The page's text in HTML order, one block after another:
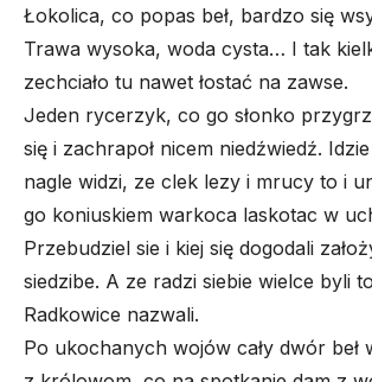
Łokolica, co popas beł, bardzo się
Trawa wysoka, woda cysta… I tak
zechciało tu nawet łostać na zawse.
Jeden rycerzyk, co go słonko
się i zachrapoł nicem niedźwiedź.
nagle widzi, ze clek lezy i mrucy to i
go koniuskiem warkoca laskotac w
Przebudziel sie i kiej się dogodali
siedzibe. A ze radzi siebie wielce byli
Radkowice nazwali.
Po ukochanych wojów cały dwór beł